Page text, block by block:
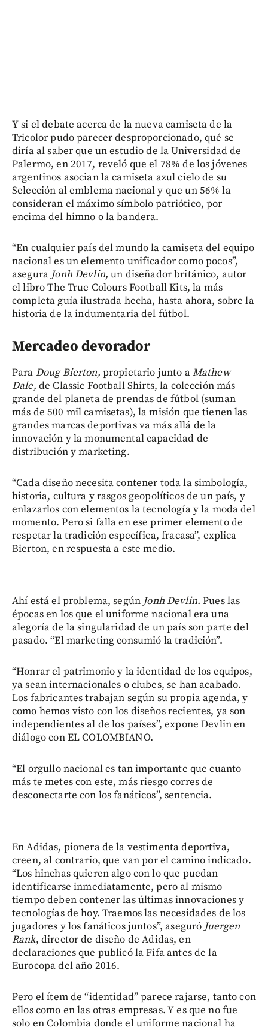
Y si el debate acerca de la nueva camiseta de la
Tricolor pudo parecer desproporcionado, qué se
diría al saber que un estudio de la Universidad de
Palermo, en 2017, reveló que el 78% de los jóvenes
argentinos asocian la camiseta azul cielo de su
Selección al emblema nacional y que un 56% la
consideran el máximo símbolo patriótico, por
encima del himno o la bandera.
“En cualquier país del mundo la camiseta del equipo
nacional es un elemento unificador como pocos”,
asegura Jonh Devlin, un diseñador británico, autor
el libro The True Colours Football Kits, la más
completa guía ilustrada hecha, hasta ahora, sobre la
historia de la indumentaria del fútbol.
Mercadeo devorador
Para Doug Bierton, propietario junto aMathew
Dale, de Classic Football Shirts, la colección más
grande del planeta de prendas de fútbol (suman
más de 500 mil camisetas), la misión que tienen las
grandes marcas deportivas va más allá de la
innovación y la monumental capacidad de
distribución y marketing.
“Cada diseño necesita contener toda la simbología,
historia, cultura y rasgos geopolíticos de un país, y
enlazarlos con elementos la tecnología y la moda del
momento. Pero si falla en ese primer elemento de
respetar la tradición específica, fracasa”, explica
Bierton, en respuesta a este medio.
Ahí está el problema, según Jonh Devlin.Pues las
épocas en los que el uniforme nacional era una
alegoría de la singularidad de un país son parte del
pasado. “El marketing consumió la tradición”.
“Honrar el patrimonio y la identidad de los equipos,
ya sean internacionales o clubes, se han acabado.
Los fabricantes trabajan según su propia agenda, y
como hemos visto con los diseños recientes, ya son
independientes al de los países”, expone Devlin en
diálogo con EL COLOMBIANO.
“El orgullo nacional es tan importante que cuanto
más te metes con este, más riesgo corres de
desconectarte con los fanáticos”, sentencia.
En Adidas, pionera de la vestimenta deportiva,
creen, al contrario, que van por el camino indicado.
“Los hinchas quieren algo con lo que puedan
identificarse inmediatamente, pero al mismo
tiempo deben contener las últimas innovaciones y
tecnologías de hoy. Traemos las necesidades de los
jugadores y los fanáticos juntos”, aseguró Juergen
Rank, director de diseño de Adidas, en
declaraciones que publicó la Fifa antes de la
Eurocopa del año 2016.
Pero el ítem de “identidad” parece rajarse, tanto con
ellos como en las otras empresas. Y es que no fue
solo en Colombia donde el uniforme nacional ha